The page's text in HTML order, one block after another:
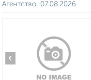
Агентство, 07.08.2026
‹